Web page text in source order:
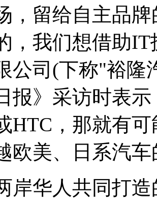
，留给自主品
，我们想借助
公司(下称"裕隆
报》采访时表
HTC，那就有
欧美、日系汽
岸华人共同打